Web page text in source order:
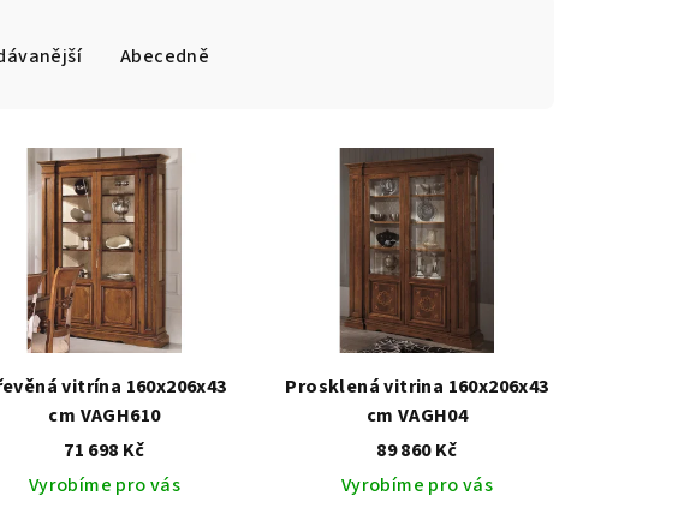
Abecedně
vitrína 160x206x43
cm VAGH610
71 698 Kč
Vyrobíme pro vás
Prosklená vitrina 160x206x43
cm VAGH04
89 860 Kč
Vyrobíme pro vás